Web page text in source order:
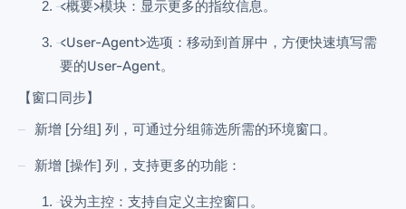
<概要>模块：显示更多的指纹信息。
<User-Agent>选项：移动到首屏中，方便快速填写需
要的User-Agent。
【窗口同步】
新增 [分组] 列，可通过分组筛选所需的环境窗口。
新增 [操作] 列，支持更多的功能：
设为主控：支持自定义主控窗口。